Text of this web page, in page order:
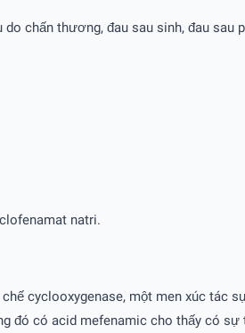
chấn thương, đau sau sinh, đau sau
natri.
cyclooxygenase, một men xúc tác
đó có acid mefenamic cho thấy có